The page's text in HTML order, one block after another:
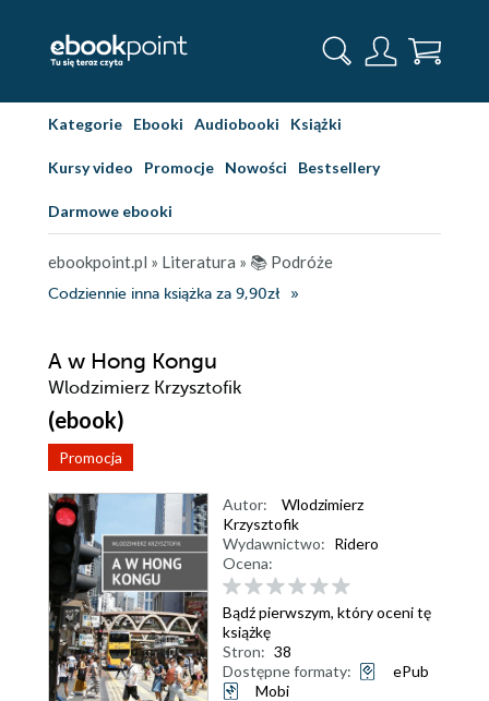
Kategorie Ebooki Audiobooki Książki
Kursy video Promocje Nowości Bestsellery
Darmowe ebooki
ebookpoint.pl » Literatura » 📚 Podróże
Codziennie inna książka za 9,90zł
A w Hong Kongu
Wlodzimierz Krzysztofik
(ebook)
Promocja
Autor:
Wlodzimierz
Krzysztofik
Wydawnictwo: Ridero
Ocena:
Bądź pierwszym, który oceni tę
książkę
Stron: 38
Dostępne formaty:
ePub
Mobi